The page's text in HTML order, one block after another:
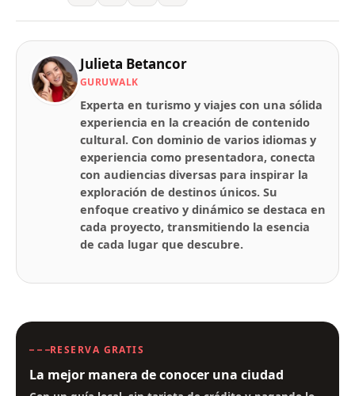
Julieta Betancor
GURUWALK
Experta en turismo y viajes con una sólida
experiencia en la creación de contenido
cultural. Con dominio de varios idiomas y
experiencia como presentadora, conecta
con audiencias diversas para inspirar la
exploración de destinos únicos. Su
enfoque creativo y dinámico se destaca en
cada proyecto, transmitiendo la esencia
de cada lugar que descubre.
RESERVA GRATIS
La mejor manera de conocer una ciudad